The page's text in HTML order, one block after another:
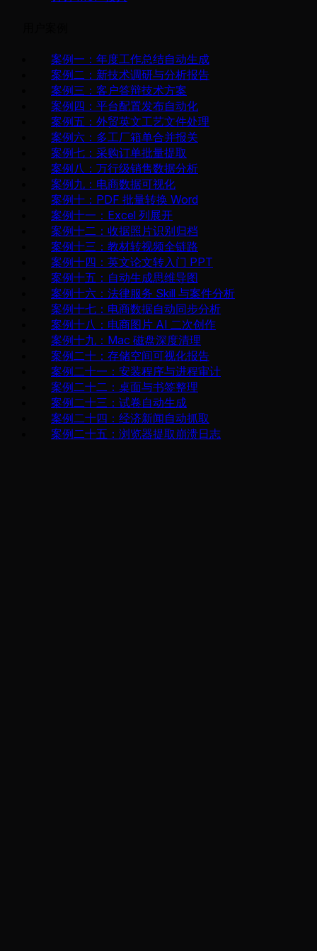
案例一：年度工作总结自动生成
案例二：新技术调研与分析报告
案例三：客户答辩技术方案
案例四：平台配置发布自动化
案例五：外贸英文工艺文件处理
案例六：多工厂箱单合并报关
案例七：采购订单批量提取
案例八：万行级销售数据分析
案例九：电商数据可视化
案例十：PDF 批量转换 Word
案例十一：Excel 列展开
案例十二：收据照片识别归档
案例十三：教材转视频全链路
案例十四：英文论文转入门 PPT
案例十五：自动生成思维导图
案例十六：法律服务 Skill 与案件分析
案例十七：电商数据自动同步分析
案例十八：电商图片 AI 二次创作
案例十九：Mac 磁盘深度清理
案例二十：存储空间可视化报告
案例二十一：安装程序与进程审计
案例二十二：桌面与书签整理
案例二十三：试卷自动生成
案例二十四：经济新闻自动抓取
案例二十五：浏览器提取崩溃日志